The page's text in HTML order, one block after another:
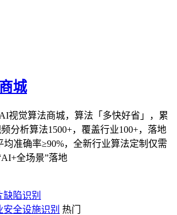
城
视觉算法商城，算法「多快好省」，累
分析算法1500+，覆盖行业100+，落地
均准确率≥90%，全新行业算法定制仅需
全场景”落地
缺陷识别
安全设施识别 热门